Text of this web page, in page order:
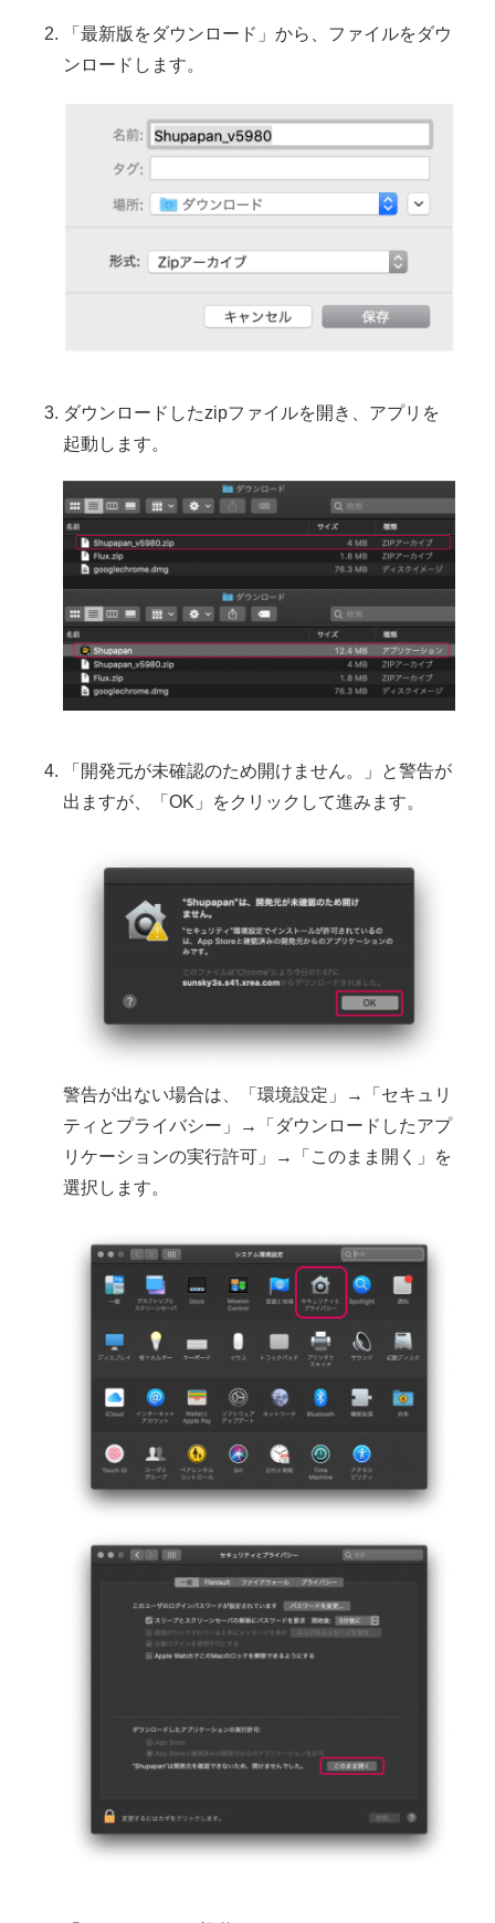
「最新版をダウンロード」から、ファイルをダウ
ンロードします。
ダウンロードしたzipファイルを開き、アプリを
起動します。
「開発元が未確認のため開けません。」と警告が
出ますが、「OK」をクリックして進みます。
警告が出ない場合は、「環境設定」→「セキュリ
ティとプライバシー」→「ダウンロードしたアプ
リケーションの実行許可」→「このまま開く」を
選択します。